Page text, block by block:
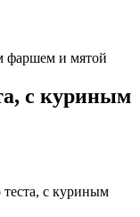
с куриным